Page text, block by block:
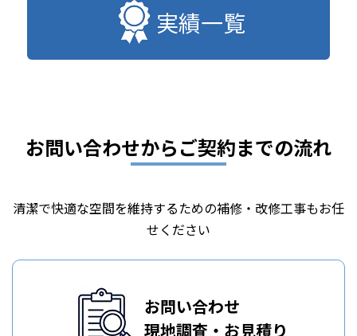
実績一覧
お問い合わせからご契約までの流れ
清潔で快適な空間を維持するための補修・改修工事もお任
せください
お問い合わせ
現地調査・お見積り